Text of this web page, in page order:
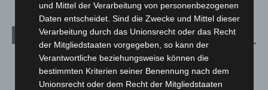
Archiv
August 2026(15)
Juli 2026
und Mittel der Verarbeitung von personenbezogenen
Daten entscheidet. Sind die Zwecke und Mittel dieser
Verarbeitung durch das Unionsrecht oder das Recht
der Mitgliedstaaten vorgegeben, so kann der
Verantwortliche beziehungsweise können die
bestimmten Kriterien seiner Benennung nach dem
Unionsrecht oder dem Recht der Mitgliedstaaten